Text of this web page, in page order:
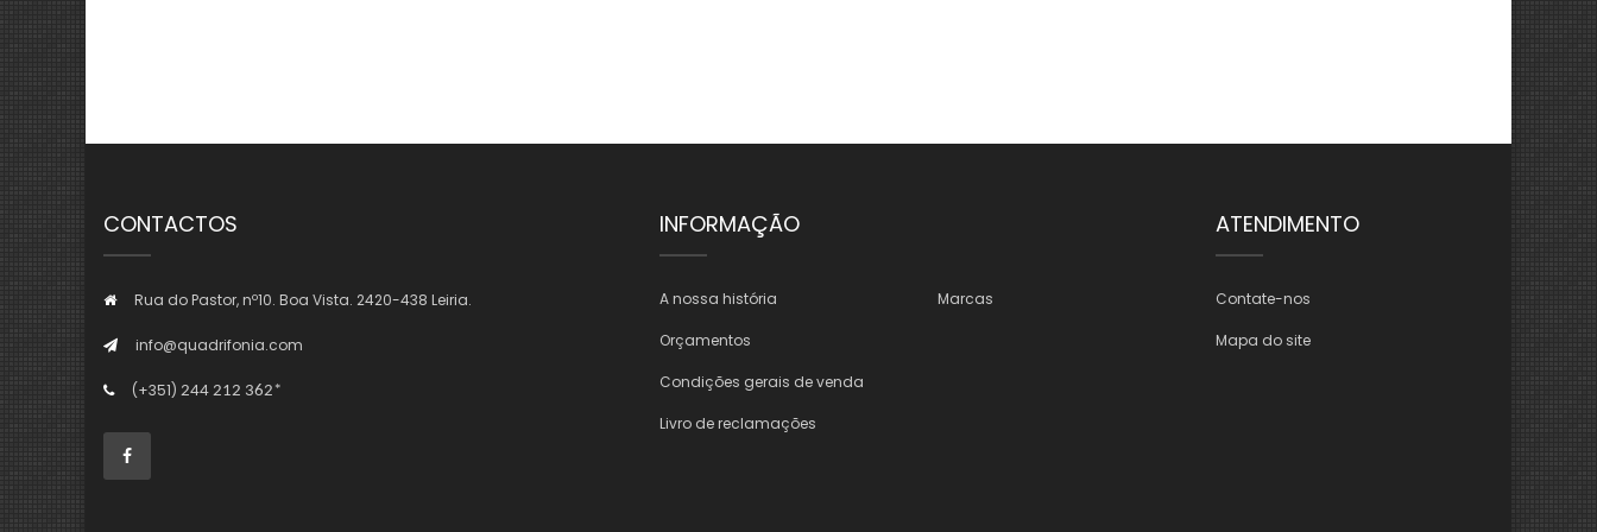
CONTACTOS
Rua do Pastor, nº10. Boa Vista. 2420-438 Leiria.
info@quadrifonia.com
(+351) 244 212 362*
INFORMAÇÃO
A nossa história
Orçamentos
Condições gerais de venda
Livro de reclamações
Marcas
ATENDIMENTO
Contate-nos
Mapa do site